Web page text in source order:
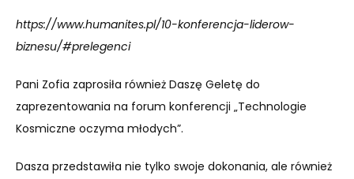
https://www.humanites.pl/10-konferencja-liderow-
biznesu/#prelegenci
Pani Zofia zaprosiła również Daszę Geletę do
zaprezentowania na forum konferencji „Technologie
Kosmiczne oczyma młodych”.
Dasza przedstawiła nie tylko swoje dokonania, ale również